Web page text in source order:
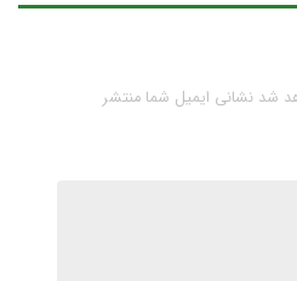
شد نشانی ایمیل شما منتشر